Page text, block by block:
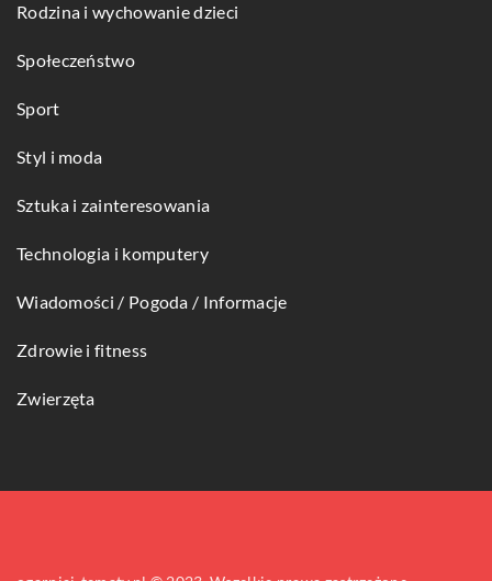
Rodzina i wychowanie dzieci
Społeczeństwo
Sport
Styl i moda
Sztuka i zainteresowania
Technologia i komputery
Wiadomości / Pogoda / Informacje
Zdrowie i fitness
Zwierzęta